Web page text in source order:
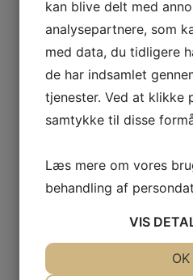
Christiansborg
8. juli 2026
kan blive delt med
analysepartnere, som
med data, du tidligere
de har indsamlet
tjenester. Ved at klikke
samtykke til disse
Læs mere om vores
behandling af
VIS
OK